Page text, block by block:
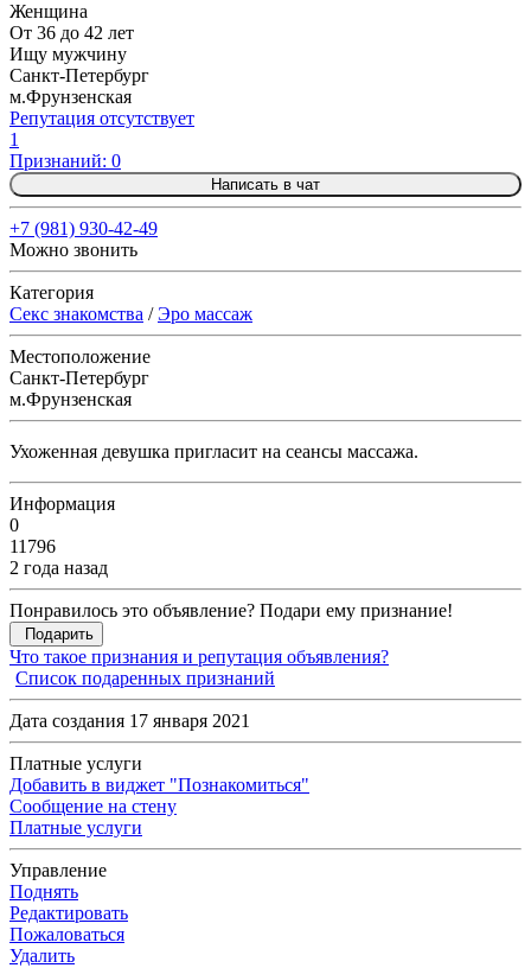
Женщина
От 36 до 42 лет
Ищу мужчину
Санкт-Петербург
м.Фрунзенская
Репутация отсутствует
1
Признаний: 0
Написать в чат
+7 (981) 930-42-49
Можно звонить
Категория
Секс знакомства /Эро массаж
Местоположение
Санкт-Петербург
м.Фрунзенская
Ухоженная девушка пригласит на сеансы массажа.
Информация
0
11796
2 года назад
Понравилось это объявление? Подари ему признание!
Подарить
Что такое признания и репутация объявления?
Список подаренных признаний
Дата создания 17 января 2021
Платные услуги
Добавить в виджет "Познакомиться"
Сообщение на стену
Платные услуги
Управление
Поднять
Редактировать
Пожаловаться
Удалить